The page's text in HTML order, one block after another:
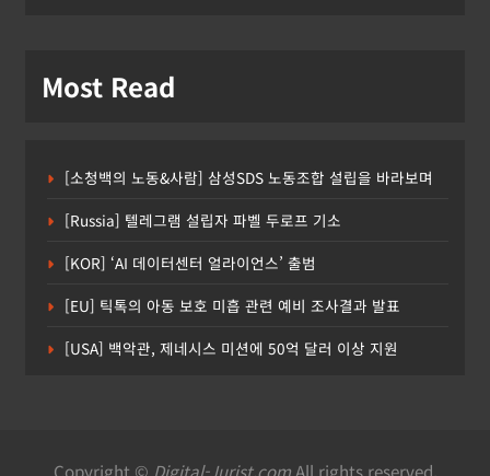
Most Read
[소청백의 노동&사람] 삼성SDS 노동조합 설립을 바라보며
[Russia] 텔레그램 설립자 파벨 두로프 기소
[KOR] ‘AI 데이터센터 얼라이언스’ 출범
[EU] 틱톡의 아동 보호 미흡 관련 예비 조사결과 발표
[USA] 백악관, 제네시스 미션에 50억 달러 이상 지원
Copyright © Digital-Jurist.comAll rights reserved.